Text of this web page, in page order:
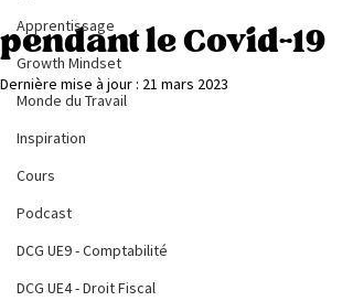
Apprentissage
Growth Mindset
Monde du Travail
Inspiration
Cours
Podcast
DCG UE9 - Comptabilité
DCG UE4 - Droit Fiscal
pendant le Covid-19
Dernière mise à jour : 21 mars 2023